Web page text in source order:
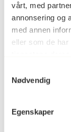
vårt, med
annonsering og
med annen
eller som de
Nødvendig
Egenskaper
St. Olavs plass
0130 Oslo
post@koro.no